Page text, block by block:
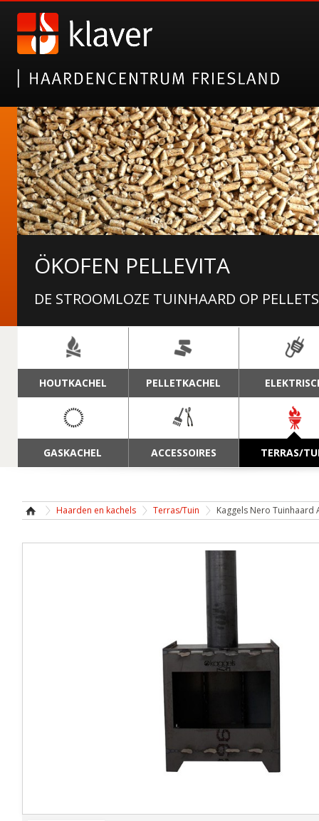
KAGGELS!
PIZZAOVEN!
ÖKOFEN PELLEVITA
DE STROOMLOZE TUINHAARD OP PELLETS
NAVIGATIE
HOUTKACHEL PELLETKACHEL
GASKACHEL ACCESSOIRES TERRAS/
Haarden en kachels Terras/Tuin Kaggels Nero Tuinhaard